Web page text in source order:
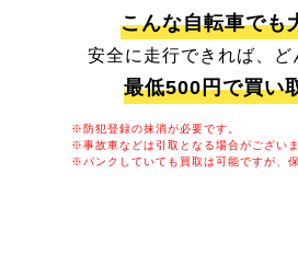
こんな自転車でも
安全に走行できれば、ど
最低500円で買い
※防犯登録の抹消が必要です。
※事故車などは引取となる場合がございま
※パンクしていても買取は可能ですが、